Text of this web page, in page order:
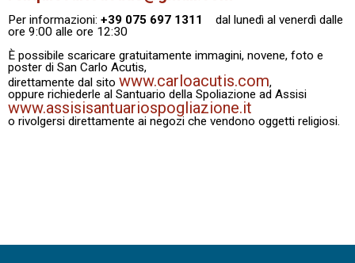
Per informazioni: +39 075 697 1311
dal lunedì al venerdì dalle
ore 9:00 alle ore 12:30
È possibile scaricare gratuitamente immagini, novene, foto e
poster di San Carlo Acutis,
direttamente dal sito www.carloacutis.com,
oppure richiederle al Santuario della Spoliazione ad Assisi
www.assisisantuariospogliazione.it
o rivolgersi direttamente ai negozi che vendono oggetti religiosi.